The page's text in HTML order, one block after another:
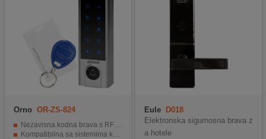
Orno OR-ZS-824
Nezavisna kodna brava s RFID kontrolom
Kompatibilna sa sistemima kontrole pristupa
Eule
D018
Elektronska sigurnosna brava z
a hotele